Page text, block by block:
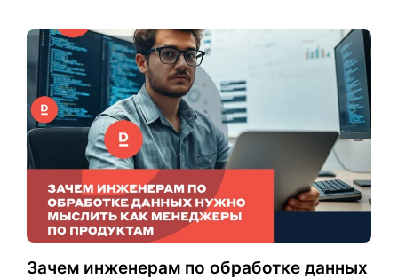
Зачем инженерам по обработке данных